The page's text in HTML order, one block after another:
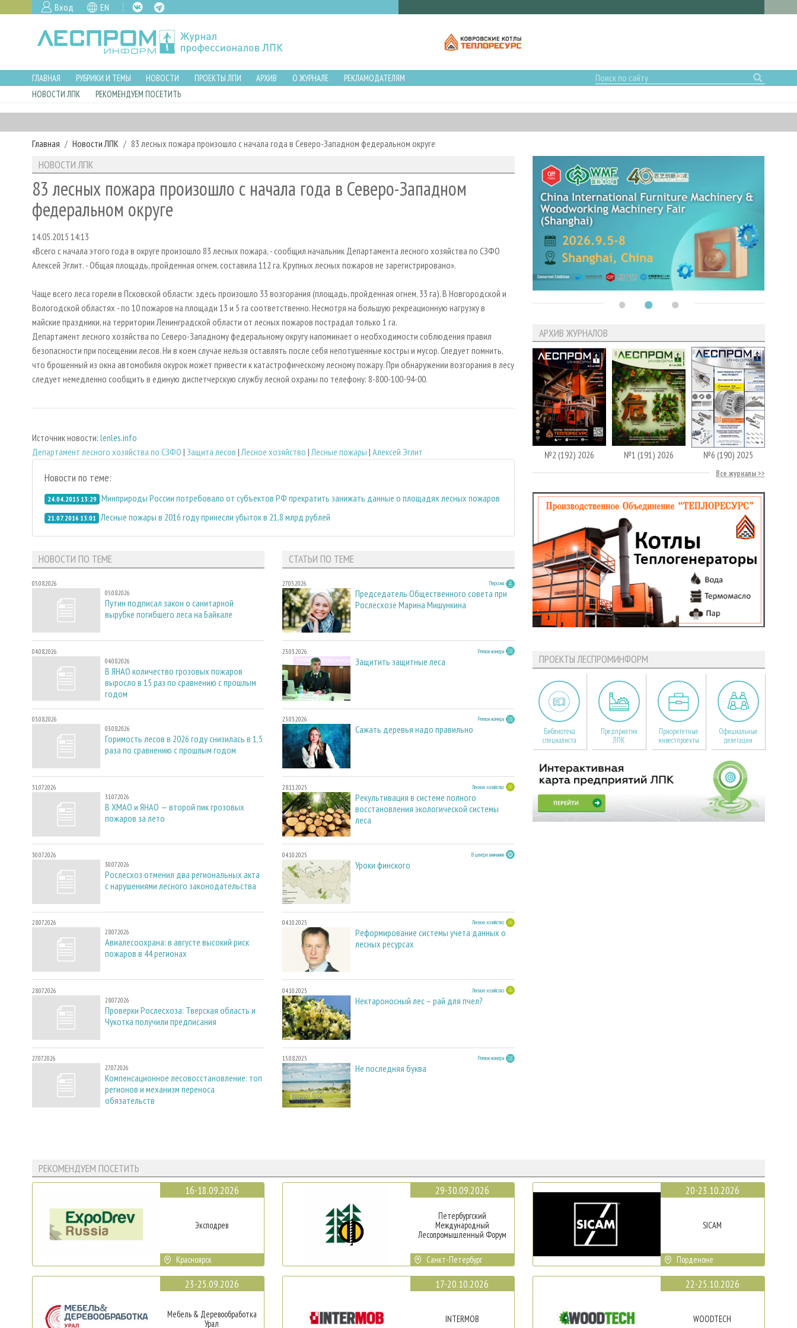
Вход EN
ГЛАВНАЯ РУБРИКИ И ТЕМЫ НОВОСТИ ПРОЕКТЫ ЛПИ АРХИВ О ЖУРНАЛЕ
РЕКЛАМОДАТЕЛЯМ
НОВОСТИ ЛПК
РЕКОМЕНДУЕМ ПОСЕТИТЬ
Главная Новости ЛПК 83 лесных пожара произошло с начала года в Северо-Западном федеральном округе
НОВОСТИ ЛПК
83 лесных пожара произошло с начала года в Северо-Западном
федеральном округе
14.05.2015 14:13
«Всего с начала этого года в округе произошло 83 лесных пожара, - сообщил начальник Департамента лесного хозяйства по СЗФО
Алексей Эглит. - Общая площадь, пройденная огнем, составила 112 га. Крупных лесных пожаров не зарегистрировано».
Чаще всего леса горели в Псковской области: здесь произошло 33 возгорания (площадь, пройденная огнем, 33 га). В Новгородской и
Вологодской областях - по 10 пожаров на площади 13 и 5 га соответственно. Несмотря на большую рекреационную нагрузку в
майские праздники, на территории Ленинградской области от лесных пожаров пострадал только 1 га.
Департамент лесного хозяйства по Северо-Западному федеральному округу напоминает о необходимости соблюдения правил
безопасности при посещении лесов. Ни в коем случае нельзя оставлять после себя непотушенные костры и мусор. Следует помнить,
что брошенный из окна автомобиля окурок может привести к катастрофическому лесному пожару. При обнаружении возгорания в лесу
следует немедленно сообщить в единую диспетчерскую службу лесной охраны по телефону: 8-800-100-94-00.
Источник новости: lenles.info
Департамент лесного хозяйства по СЗФО | Защита лесов | Лесное хозяйство | Лесные пожары | Алексей Эглит
Новости по теме:
24.04.2015 13:29 Минприроды России потребовало от субъектов РФ прекратить занижать данные о площадях лесных пожаров
21.07.2016 13:01 Лесные пожары в 2016 году принесли убыток в 21,8 млрд рублей
НОВОСТИ ПО ТЕМЕ
05.08.2026
05.08.2026
Путин подписал закон о санитарной
вырубке погибшего леса на Байкале
04.08.2026
04.08.2026
В ЯНАО количество грозовых пожаров
выросло в 15 раз по сравнению с прошлым
годом
03.08.2026
03.08.2026
Горимость лесов в 2026 году снизилась в 1,5
раза по сравнению с прошлым годом
31.07.2026
31.07.2026
В ХМАО и ЯНАО — второй пик грозовых
пожаров за лето
30.07.2026
30.07.2026
Рослесхоз отменил два региональных акта
с нарушениями лесного законодательства
28.07.2026
28.07.2026
Авиалесоохрана: в августе высокий риск
пожаров в 44 регионах
28.07.2026
28.07.2026
Проверки Рослесхоза: Тверская область и
Чукотка получили предписания
27.07.2026
27.07.2026
Компенсационное лесовосстановление: топ
регионов и механизм переноса
обязательств
СТАТЬИ ПО ТЕМЕ
27.05.2026 Персона
Председатель Общественного совета при
Рослесхозе Марина Мишункина
23.03.2026 Регион номера
Защитить защитные леса
23.03.2026 Регион номера
Сажать деревья надо правильно
28.11.2025 Лесное хозяйство
Рекультивация в системе полного
восстановления экологической системы
леса
04.10.2025 В центре внимания
Уроки финского
04.10.2025 Лесное хозяйство
Реформирование системы учета данных о
лесных ресурсах
04.10.2025 Лесное хозяйство
Нектароносный лес – рай для пчел?
15.08.2025 Регион номера
Не последняя буква
АРХИВ ЖУРНАЛОВ
№2 (192) 2026 №1 (191) 2026 №6 (190) 2025
Все журналы
ПРОЕКТЫ ЛЕСПРОМИНФОРМ
Библиотека
специалиста
Предприятия
ЛПК
Приоритетные
инвестпроекты
Официальные
делегации
РЕКОМЕНДУЕМ ПОСЕТИТЬ
16-18.09.2026
Эксподрев
Красноярск
23-25.09.2026
Мебель & Деревообработка
Урал
29-30.09.2026
Петербургский
Международный
Лесопромышленный Форум
Санкт-Петербург
17-20.10.2026
INTERMOB
20-23.10.2026
SICAM
Порденоне
22-25.10.2026
WOODTECH